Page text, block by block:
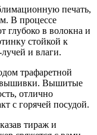
печать,
В процессе
глубоко в волокна и
стойкой к
и влаги.
трафаретной
вышивки. Вышитые
отлично
с горячей посудой.
тираж и